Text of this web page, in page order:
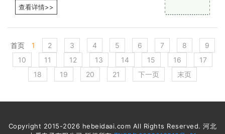
查看详情>>
首页 1 2 3 4 5 6 7 8
9
10
11 12 13 14 15 16
17
18
19 20 21 下一页 末页
Copyright 2015-2026 hebeidaai.com All Rights Reserved. 河北